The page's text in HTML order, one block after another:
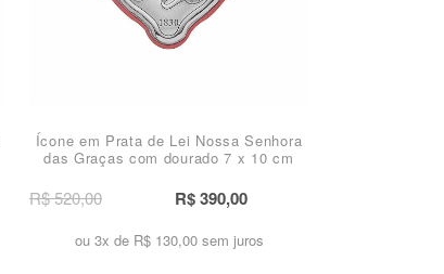
Ícone em Prata de Lei Nossa Senhora
das Graças com dourado 7 x 10 cm
R$ 520,00 R$ 390,00
ou 3x de R$ 130,00 sem juros